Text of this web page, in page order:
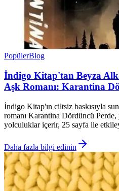
PopülerBlog
İndigo Kitap'tan Beyza
Aşk Romanı: Karantina
İndigo Kitap'ın ciltsiz baskısıyla
romanı Karantina Dördüncü
yolculuklar içerir, 25 sayfa ile
Daha fazla bilgi edinin